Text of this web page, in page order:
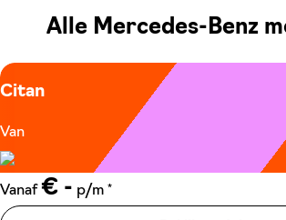
Alle Mercedes-Benz
Citan
Van
Vanaf € - p/m *